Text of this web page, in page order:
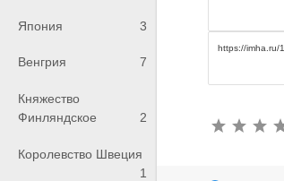
Япония 3
Венгрия 7
Княжество
Финляндское
2
Королевство Швеция
1